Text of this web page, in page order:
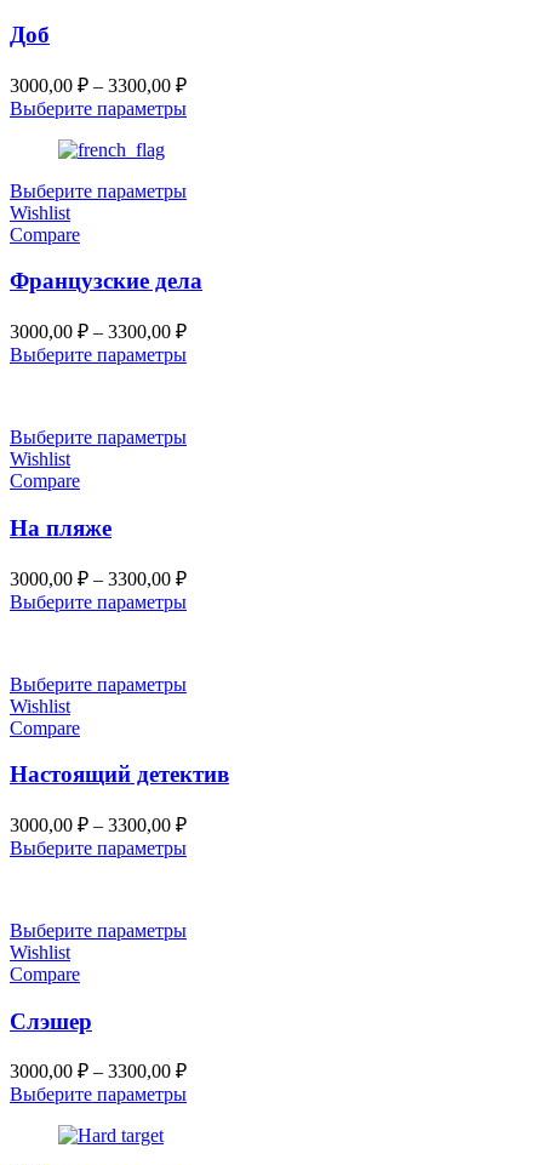
Доб
3000,00 ₽ – 3300,00 ₽Диапазон
цен:
Выберите параметры
Выберите параметры
Wishlist
Compare
Французские дела
3000,00 ₽ – 3300,00 ₽Диапазон
цен:
Выберите параметры
Выберите параметры
Wishlist
Compare
На пляже
3000,00 ₽ – 3300,00 ₽Диапазон
цен:
Выберите параметры
Выберите параметры
Wishlist
Compare
Настоящий детектив
3000,00 ₽ – 3300,00 ₽Диапазон
цен:
Выберите параметры
Выберите параметры
Wishlist
Compare
Слэшер
3000,00 ₽ – 3300,00 ₽Диапазон
цен:
Выберите параметры